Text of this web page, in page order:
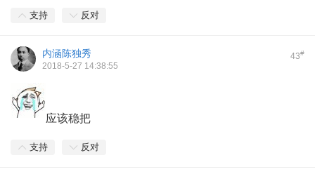
支持 反对
43#
内涵陈独秀
2018-5-27 14:38:55
应该稳把
支持 反对